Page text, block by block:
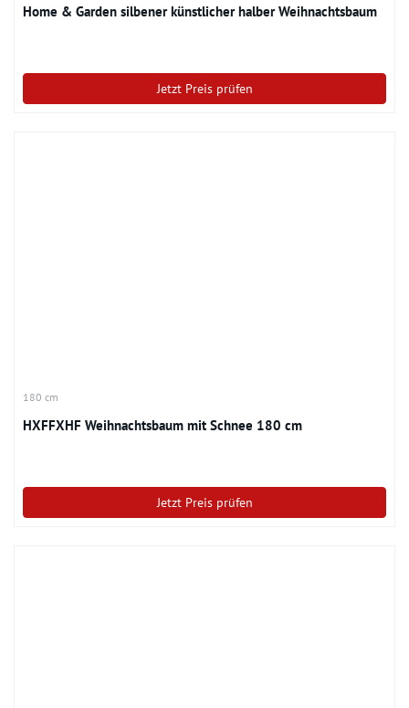
Home & Garden silbener künstlicher halber Weihnachtsbaum
Jetzt Preis prüfen
180 cm
HXFFXHF Weihnachtsbaum mit Schnee 180 cm
Jetzt Preis prüfen